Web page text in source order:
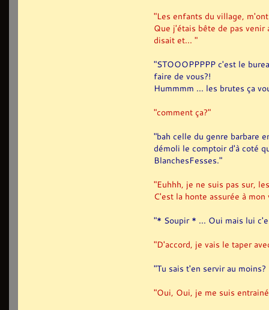
"Les enfants du village,
Que j'étais bête de pas
disait et... "
"STOOOPPPPP c'est le
faire de vous?!
Hummmm ... les brutes ça
"comment ça?"
"bah celle du genre barbare
démoli le comptoir d'à coté
BlanchesFesses."
"Euhhh, je ne suis pas sur,
C'est la honte assurée à mon
"* Soupir * ... Oui mais lui
"D'accord, je vais le taper
"Tu sais t'en servir au moins?
"Oui, Oui, je me suis